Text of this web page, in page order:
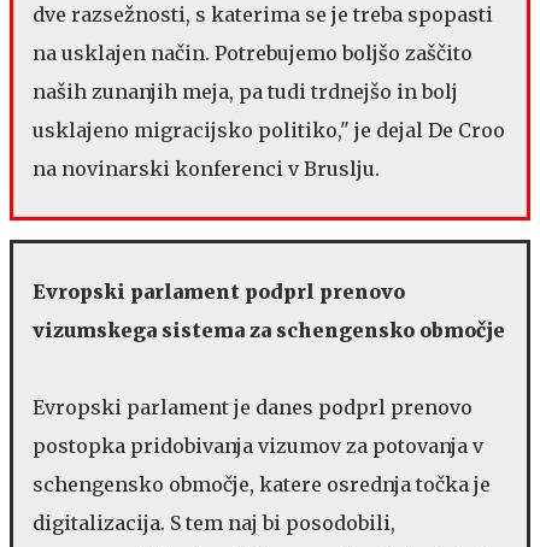
dve razsežnosti, s katerima se je treba spopasti
na usklajen način. Potrebujemo boljšo zaščito
naših zunanjih meja, pa tudi trdnejšo in bolj
usklajeno migracijsko politiko," je dejal De Croo
na novinarski konferenci v Bruslju.
Evropski parlament podprl prenovo
vizumskega sistema za schengensko območje
Evropski parlament je danes podprl prenovo
postopka pridobivanja vizumov za potovanja v
schengensko območje, katere osrednja točka je
digitalizacija. S tem naj bi posodobili,